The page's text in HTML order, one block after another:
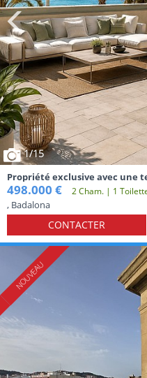
1/15
Propriété exclusive avec une
une vue panoramique sur la
498.000 € 2 Cham. | 1
, Badalona
CONTACTER